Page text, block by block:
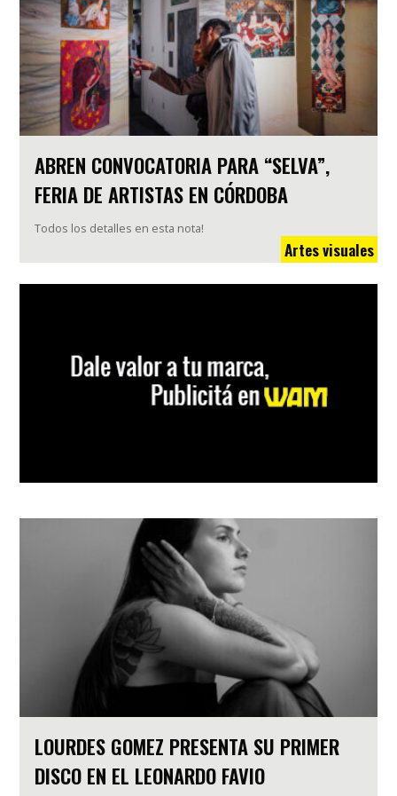
ABREN CONVOCATORIA PARA “SELVA”,
FERIA DE ARTISTAS EN CÓRDOBA
Todos los detalles en esta nota!
Artes visuales
LOURDES GOMEZ PRESENTA SU PRIMER
DISCO EN EL LEONARDO FAVIO